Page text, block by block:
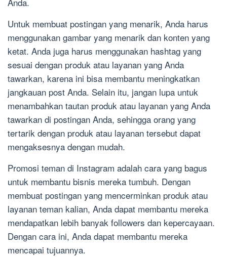
Untuk membuat postingan yang menarik, Anda harus
menggunakan gambar yang menarik dan konten yang
ketat. Anda juga harus menggunakan hashtag yang
sesuai dengan produk atau layanan yang Anda
tawarkan, karena ini bisa membantu meningkatkan
jangkauan post Anda. Selain itu, jangan lupa untuk
menambahkan tautan produk atau layanan yang Anda
tawarkan di postingan Anda, sehingga orang yang
tertarik dengan produk atau layanan tersebut dapat
mengaksesnya dengan mudah.
Promosi teman di Instagram adalah cara yang bagus
untuk membantu bisnis mereka tumbuh. Dengan
membuat postingan yang mencerminkan produk atau
layanan teman kalian, Anda dapat membantu mereka
mendapatkan lebih banyak followers dan kepercayaan.
Dengan cara ini, Anda dapat membantu mereka
mencapai tujuannya.